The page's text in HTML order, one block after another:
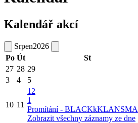
Kalendář akcí
Srpen2026
Po Út St
27 28 29
3
4 5
10 11
12
1
Promítání -
Zobrazit všechny záznamy ze dne